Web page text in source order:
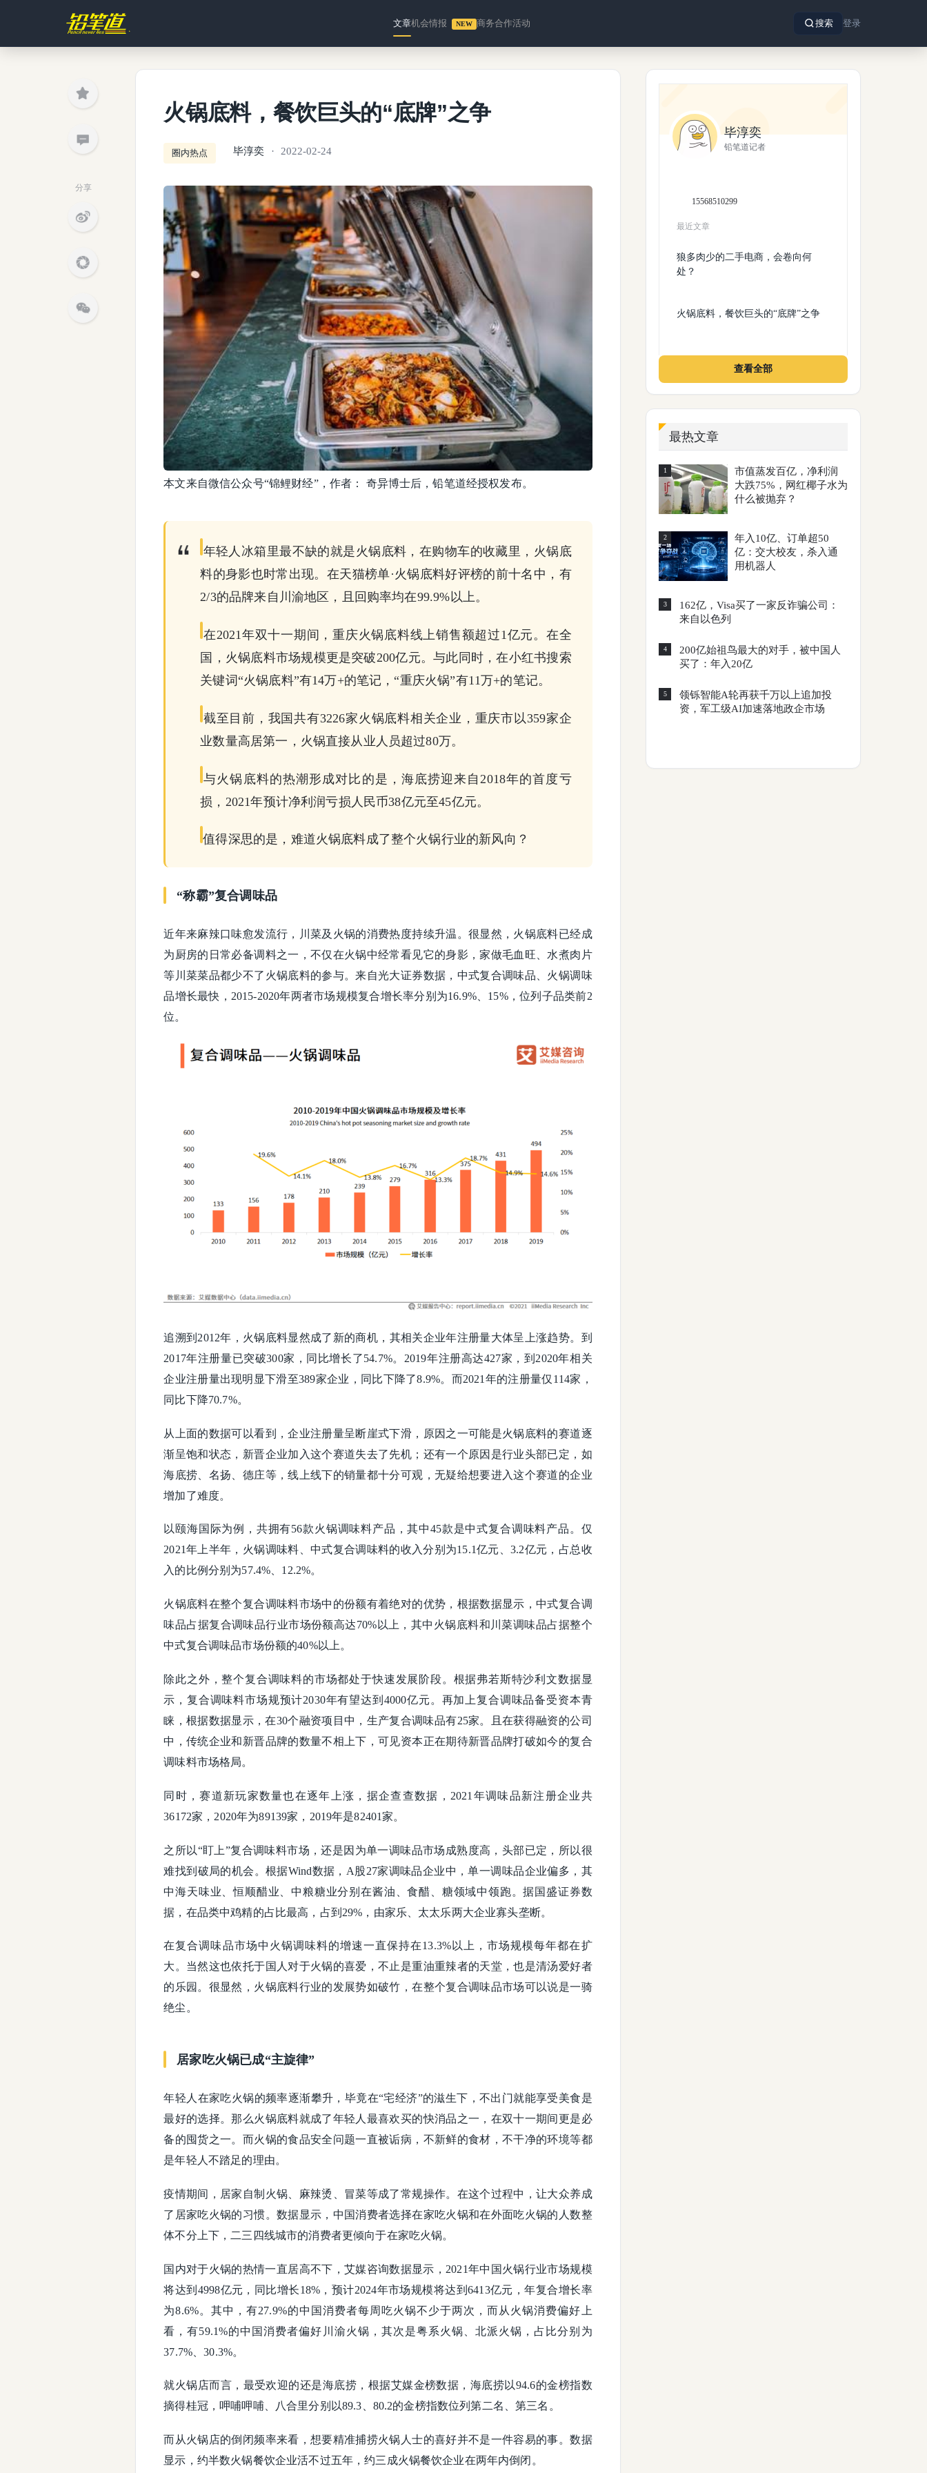
文章机会情报 NEW 商务合作活动 搜索 登录
分享
火锅底料，餐饮巨头的“底牌”之争
圈内热点 毕淳奕 2022-02-24
本文来自微信公众号“锦鲤财经”，作者： 奇异博士后，铅笔道经授权发布。
年轻人冰箱里最不缺的就是火锅底料，在购物车的收藏里，火锅底
料的身影也时常出现。在天猫榜单·火锅底料好评榜的前十名中，有
2/3的品牌来自川渝地区，且回购率均在99.9%以上。
在2021年双十一期间，重庆火锅底料线上销售额超过1亿元。在全
国，火锅底料市场规模更是突破200亿元。与此同时，在小红书搜索
关键词“火锅底料”有14万+的笔记，“重庆火锅”有11万+的笔记。
截至目前，我国共有3226家火锅底料相关企业，重庆市以359家企
业数量高居第一，火锅直接从业人员超过80万。
与火锅底料的热潮形成对比的是，海底捞迎来自2018年的首度亏
损，2021年预计净利润亏损人民币38亿元至45亿元。
值得深思的是，难道火锅底料成了整个火锅行业的新风向？
“称霸”复合调味品
近年来麻辣口味愈发流行，川菜及火锅的消费热度持续升温。很显然，火锅底料已经成
为厨房的日常必备调料之一，不仅在火锅中经常看见它的身影，家做毛血旺、水煮肉片
等川菜菜品都少不了火锅底料的参与。来自光大证券数据，中式复合调味品、火锅调味
品增长最快，2015-2020年两者市场规模复合增长率分别为16.9%、15%，位列子品类前2
位。
追溯到2012年，火锅底料显然成了新的商机，其相关企业年注册量大体呈上涨趋势。到
2017年注册量已突破300家，同比增长了54.7%。2019年注册高达427家，到2020年相关
企业注册量出现明显下滑至389家企业，同比下降了8.9%。而2021年的注册量仅114家，
同比下降70.7%。
从上面的数据可以看到，企业注册量呈断崖式下滑，原因之一可能是火锅底料的赛道逐
渐呈饱和状态，新晋企业加入这个赛道失去了先机；还有一个原因是行业头部已定，如
海底捞、名扬、德庄等，线上线下的销量都十分可观，无疑给想要进入这个赛道的企业
增加了难度。
以颐海国际为例，共拥有56款火锅调味料产品，其中45款是中式复合调味料产品。仅
2021年上半年，火锅调味料、中式复合调味料的收入分别为15.1亿元、3.2亿元，占总收
入的比例分别为57.4%、12.2%。
火锅底料在整个复合调味料市场中的份额有着绝对的优势，根据数据显示，中式复合调
味品占据复合调味品行业市场份额高达70%以上，其中火锅底料和川菜调味品占据整个
中式复合调味品市场份额的40%以上。
除此之外，整个复合调味料的市场都处于快速发展阶段。根据弗若斯特沙利文数据显
示，复合调味料市场规预计2030年有望达到4000亿元。再加上复合调味品备受资本青
睐，根据数据显示，在30个融资项目中，生产复合调味品有25家。且在获得融资的公司
中，传统企业和新晋品牌的数量不相上下，可见资本正在期待新晋品牌打破如今的复合
调味料市场格局。
同时，赛道新玩家数量也在逐年上涨，据企查查数据，2021年调味品新注册企业共
36172家，2020年为89139家，2019年是82401家。
之所以“盯上”复合调味料市场，还是因为单一调味品市场成熟度高，头部已定，所以很
难找到破局的机会。根据Wind数据，A股27家调味品企业中，单一调味品企业偏多，其
中海天味业、恒顺醋业、中粮糖业分别在酱油、食醋、糖领域中领跑。据国盛证券数
据，在品类中鸡精的占比最高，占到29%，由家乐、太太乐两大企业寡头垄断。
在复合调味品市场中火锅调味料的增速一直保持在13.3%以上，市场规模每年都在扩
大。当然这也依托于国人对于火锅的喜爱，不止是重油重辣者的天堂，也是清汤爱好者
的乐园。很显然，火锅底料行业的发展势如破竹，在整个复合调味品市场可以说是一骑
绝尘。
居家吃火锅已成“主旋律”
年轻人在家吃火锅的频率逐渐攀升，毕竟在“宅经济”的滋生下，不出门就能享受美食是
最好的选择。那么火锅底料就成了年轻人最喜欢买的快消品之一，在双十一期间更是必
备的囤货之一。而火锅的食品安全问题一直被诟病，不新鲜的食材，不干净的环境等都
是年轻人不踏足的理由。
疫情期间，居家自制火锅、麻辣烫、冒菜等成了常规操作。在这个过程中，让大众养成
了居家吃火锅的习惯。数据显示，中国消费者选择在家吃火锅和在外面吃火锅的人数整
体不分上下，二三四线城市的消费者更倾向于在家吃火锅。
国内对于火锅的热情一直居高不下，艾媒咨询数据显示，2021年中国火锅行业市场规模
将达到4998亿元，同比增长18%，预计2024年市场规模将达到6413亿元，年复合增长率
为8.6%。其中，有27.9%的中国消费者每周吃火锅不少于两次，而从火锅消费偏好上
看，有59.1%的中国消费者偏好川渝火锅，其次是粤系火锅、北派火锅，占比分别为
37.7%、30.3%。
就火锅店而言，最受欢迎的还是海底捞，根据艾媒金榜数据，海底捞以94.6的金榜指数
摘得桂冠，呷哺呷哺、八合里分别以89.3、80.2的金榜指数位列第二名、第三名。
而从火锅店的倒闭频率来看，想要精准捕捞火锅人士的喜好并不是一件容易的事。数据
显示，约半数火锅餐饮企业活不过五年，约三成火锅餐饮企业在两年内倒闭。
毕淳奕
铅笔道记者
15568510299
最近文章
狼多肉少的二手电商，会卷向何
处？
火锅底料，餐饮巨头的“底牌”之争
查看全部
最热文章
1
市值蒸发百亿，净利润
大跌75%，网红椰子水为
什么被抛弃？
2
年入10亿、订单超50
亿：交大校友，杀入通
用机器人
3
162亿，Visa买了一家反诈骗公司：
来自以色列
4
200亿始祖鸟最大的对手，被中国人
买了：年入20亿
5
领铄智能A轮再获千万以上追加投
资，军工级AI加速落地政企市场